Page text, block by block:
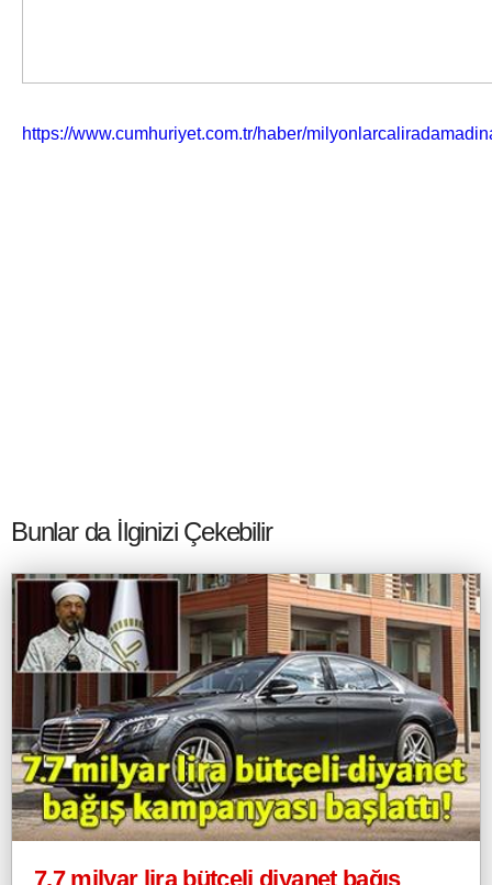
https://www.cumhuriyet.com.tr/haber/
Bunlar da İlginizi Çekebilir
7.7 milyar lira bütçeli diyanet bağış